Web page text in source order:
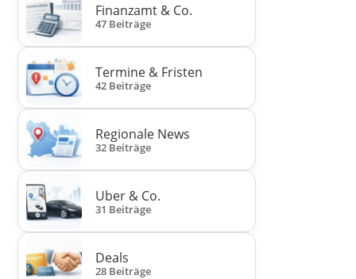
Finanzamt & Co.
47 Beiträge
Termine & Fristen
42 Beiträge
Regionale News
32 Beiträge
Uber & Co.
31 Beiträge
Deals
28 Beiträge